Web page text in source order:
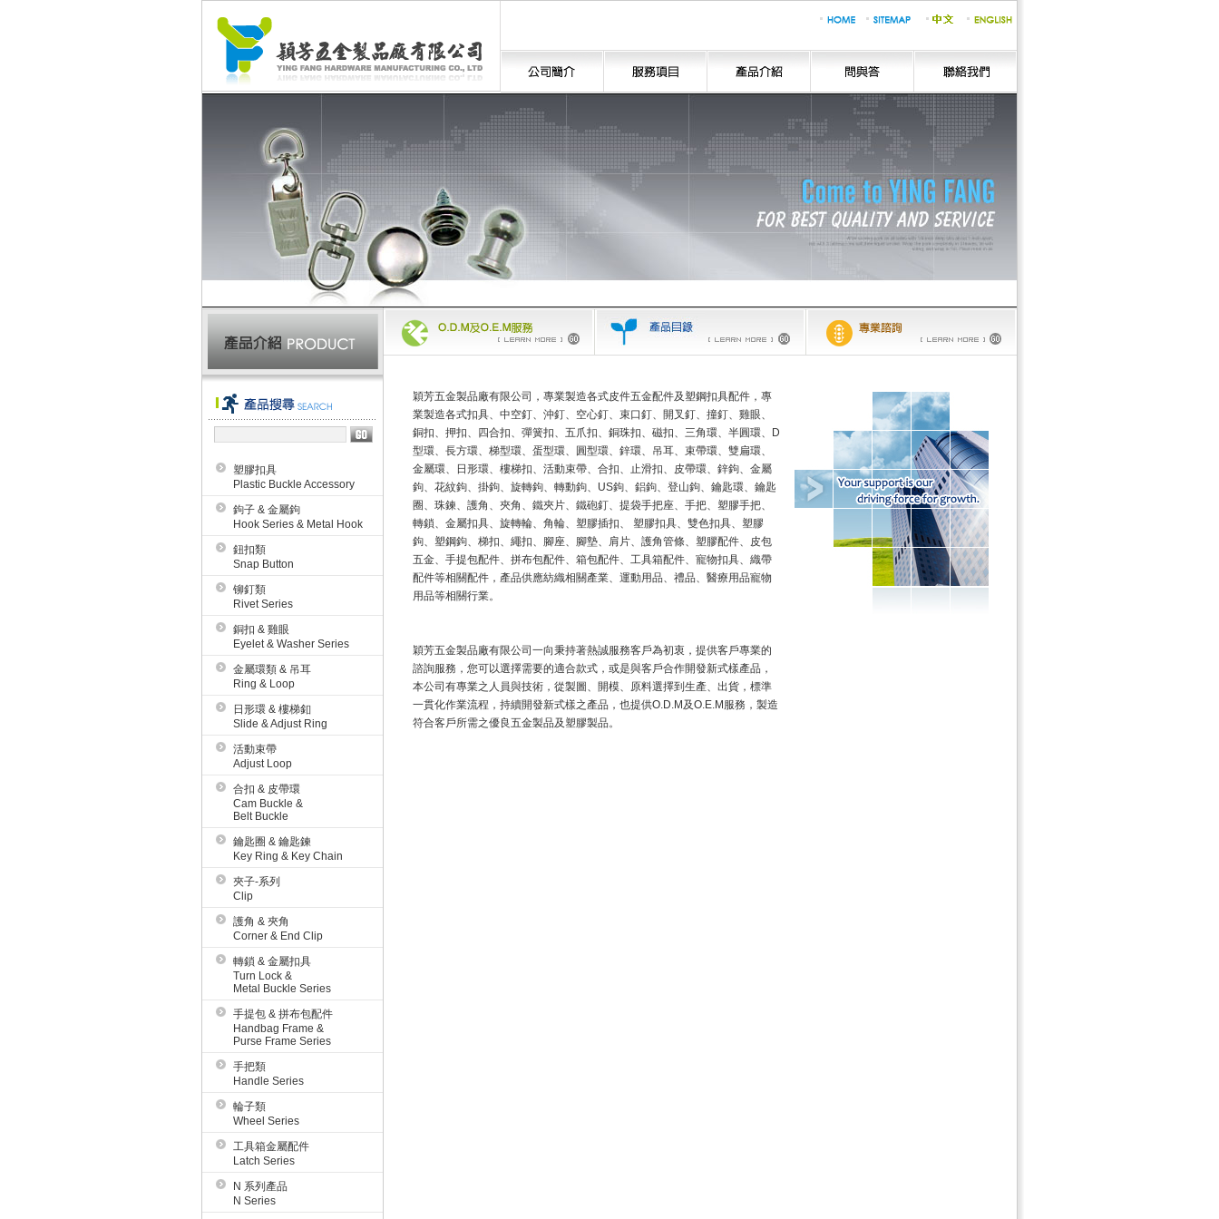
塑膠扣具
Plastic Buckle Accessory
鉤子 & 金屬鉤
Hook Series & Metal Hook
鈕扣類
Snap Button
铆釘類
Rivet Series
銅扣 & 雞眼
Eyelet & Washer Series
金屬環類 & 吊耳
Ring & Loop
日形環 & 樓梯釦
Slide & Adjust Ring
活動束帶
Adjust Loop
合扣 & 皮帶環
Cam Buckle &
Belt Buckle
鑰匙圈 & 鑰匙鍊
Key Ring & Key Chain
夾子-系列
Clip
護角 & 夾角
Corner & End Clip
轉鎖 & 金屬扣具
Turn Lock &
Metal Buckle Series
手提包 & 拼布包配件
Handbag Frame &
Purse Frame Series
手把類
Handle Series
輪子類
Wheel Series
工具箱金屬配件
Latch Series
N 系列產品
N Series
穎芳五金製品廠有限公司，專業製造各式皮件五金配件及塑鋼扣具配件，專
業製造各式扣具、 中空釘、 沖釘、 空心釘、 束口釘、 開叉釘、 撞釘、 雞眼、
銅扣、 押扣、 四合扣、 彈簧扣、 五爪扣、 銅珠扣、 磁扣、 三角環、 半圓環、
D
型環、 長方環、 梯型環、 蛋型環、 圓型環、 鋅環、 吊耳、 束帶環、 雙扁環、
金屬環、 日形環、 樓梯扣、 活動束帶、 合扣、 止滑扣、 皮帶環、 鋅鉤、 金屬
鉤、 花紋鉤、 掛鉤、 旋轉鉤、 轉動鉤、 US鉤、 鋁鉤、 登山鉤、 鑰匙環、 鑰匙
圈 、 珠鍊、 護角 、 夾角 、 鐵夾片、 鐵砲釘、 提袋手把座、 手把、 塑膠手把、
轉鎖、 金屬扣具、 旋轉輪、 角輪、 塑膠插扣、 塑膠扣具、 雙色扣具、 塑膠
鉤、 塑鋼鉤、 梯扣、 繩扣、 腳座、 腳墊、 肩片、 護角管條、 塑膠配件、
皮包
五金、手提包配件、拼布包配件、箱包配件、工具箱配件、 寵物扣具、 織帶
配件等相關配件，產品供應紡織相關產業、運動用品、禮品、醫療用品寵物
用品等相關行業。
穎芳五金製品廠有限公司一向秉持著熱誠服務客戶為初衷，提供客戶專業的
諮詢服務，您可以選擇需要的適合款式，或是與客戶合作開發新式樣產品，
本公司有專業之人員與技術，從製圖、開模、原料選擇到生產、出貨，標準
一貫化作業流程，持續開發新式樣之產品，也提供O.D.M及O.E.M服務，製造
符合客戶所需之優良五金製品及塑膠製品。